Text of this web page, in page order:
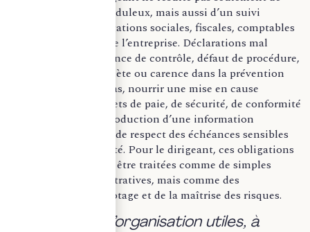
comportements frauduleux, mais aussi d’un suivi
insuffisant des obligations sociales, fiscales, comptables
ou réglementaires de l’entreprise. Déclarations mal
sécurisées, insuffisance de contrôle, défaut de procédure,
supervision incomplète ou carence dans la prévention
peuvent, selon les cas, nourrir une mise en cause
personnelle. Les sujets de paie, de sécurité, de conformité
documentaire, de production d’une information
comptable fiable ou de respect des échéances sensibles
illustrent cette réalité. Pour le dirigeant, ces obligations
ne doivent donc pas être traitées comme de simples
contraintes administratives, mais comme des
composantes du pilotage et de la maîtrise des risques.
b. Des outils d’organisation utiles, à